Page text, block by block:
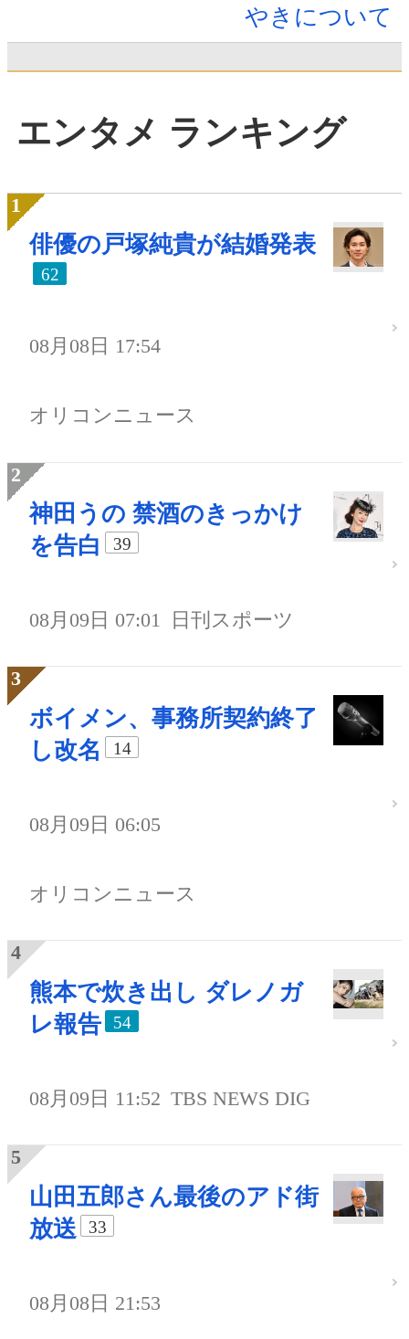
やきについて
エンタメ ランキング
俳優の戸塚純貴が結婚発表
62
08月08日 17:54
オリコンニュース
神田うの 禁酒のきっかけ
を告白
39
08月09日 07:01 日刊スポーツ
ボイメン、事務所契約終了
し改名
14
08月09日 06:05
オリコンニュース
熊本で炊き出し ダレノガ
レ報告
54
08月09日 11:52 TBS NEWS DIG
山田五郎さん最後のアド街
放送
33
08月08日 21:53